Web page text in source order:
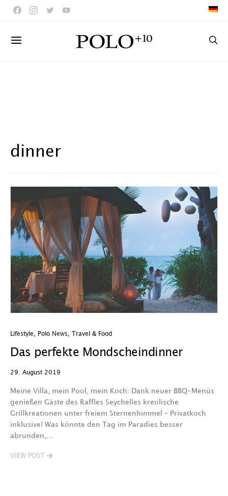
dinner
Lifestyle Polo News Travel & Food
Das perfekte Mondscheindinner
29. August 2019
Meine Villa, mein Pool, mein Koch: Dank neuer BBQ-Menüs
genießen Gäste des Raffles Seychelles kreolische
Grillkreationen unter freiem Sternenhimmel – Privatkoch
inklusive! Was könnte den Tag im Paradies besser
abrunden,…
VIEW POST